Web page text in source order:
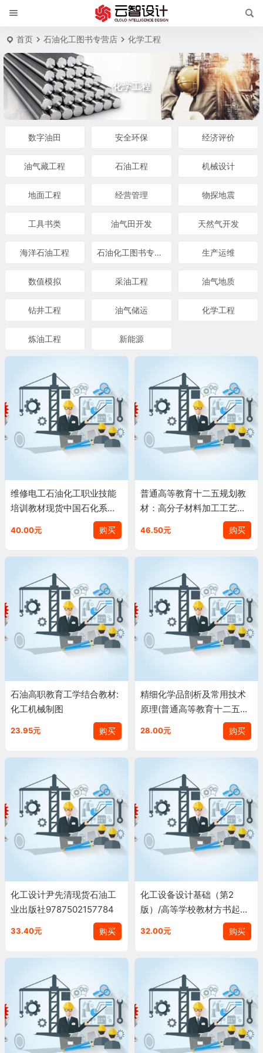
首页 石油化工图书专营店 化学工程
化学工程
数字油田 安全环保 经济评价
油气藏工程 石油工程 机械设计
地面工程 经营管理 物探地震
工具书类 油气田开发 天然气开发
海洋石油工程 石油化工图书专营店 生产运维
数值模拟 采油工程 油气地质
钻井工程 油气储运 化学工程
炼油工程 新能源
维修电工石油化工职业技能
培训教材现货中国石化系统
40.00元 购买
普通高等教育十二五规划教
材：高分子材料加工工艺学
46.50元 购买
石油高职教育工学结合教材:
化工机械制图
23.95元 购买
精细化学品剖析及常用技术
原理(普通高等教育十二五规
划教材)贾长英、唐丽华、张
晓娟(作者)9787511411341
28.00元 购买
化工设计尹先清现货石油工
业出版社9787502157784
33.40元 购买
化工设备设计基础（第2
版）/高等学校教材方书起，
魏新利编现货97871222348
32.00元 购买